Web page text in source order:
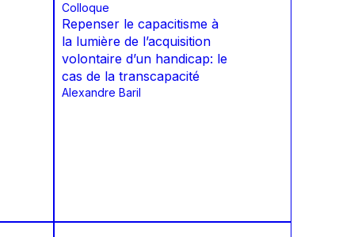
Colloque
Repenser le capacitisme à
la lumière de l’acquisition
volontaire d’un handicap: le
cas de la transcapacité
Alexandre Baril